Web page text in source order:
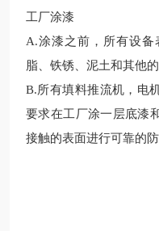
工厂涂漆
A.涂漆之前，所有设
脂、铁锈、泥土和其他的
B.所有填料推流机 ，电
要求在工厂涂一层底漆
接触的表面进行可靠的防